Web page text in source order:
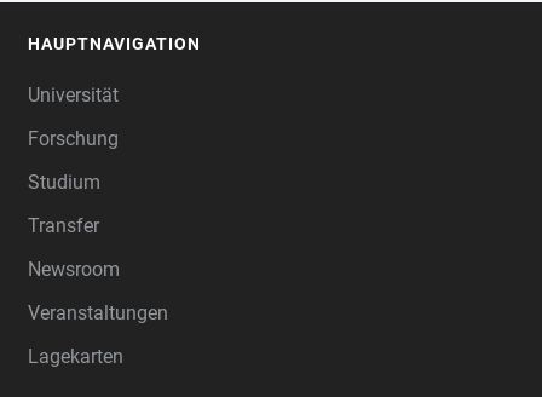
HAUPTNAVIGATION
Universität
Forschung
Studium
Transfer
Newsroom
Veranstaltungen
Lagekarten